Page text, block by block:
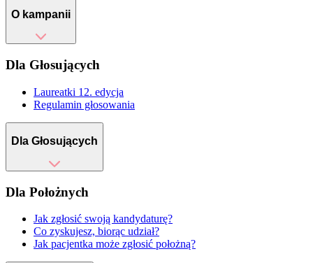
O kampanii
Dla Głosujących
Laureatki 12. edycja
Regulamin głosowania
Dla Głosujących
Dla Położnych
Jak zgłosić swoją kandydaturę?
Co zyskujesz, biorąc udział?
Jak pacjentka może zgłosić położną?